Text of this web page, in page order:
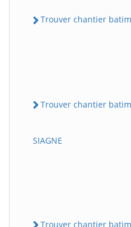
Trouver chantier
Trouver chantier
SIAGNE
Trouver chantier